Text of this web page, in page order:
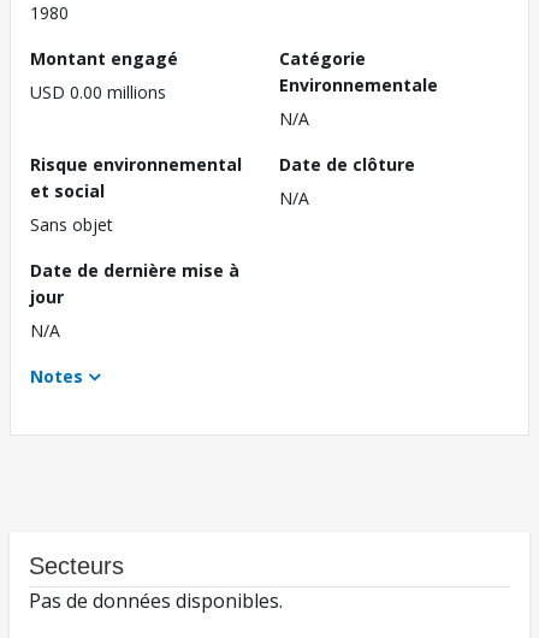
1980
Montant engagé
USD 0.00 millions
Catégorie
Environnementale
N/A
Risque environnemental
et social
Sans objet
Date de clôture
N/A
Date de dernière mise à
jour
N/A
Notes
Secteurs
Pas de données disponibles.